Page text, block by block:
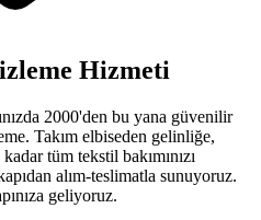
Hizmeti
2000'den bu yana güvenilir
Takım elbiseden gelinliğe,
tüm tekstil bakımınızı
alım-teslimatla sunuyoruz.
geliyoruz.